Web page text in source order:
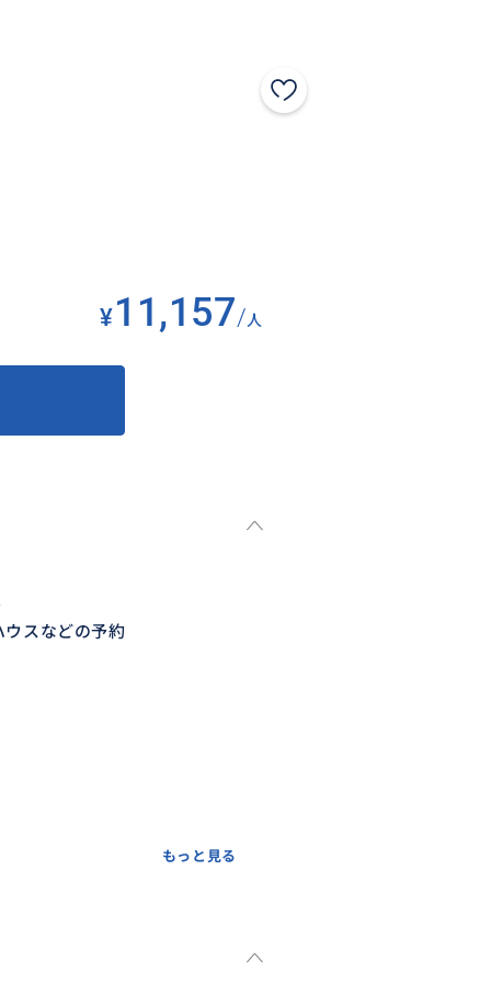
¥11,157/人
スなどの予約
もっと見る